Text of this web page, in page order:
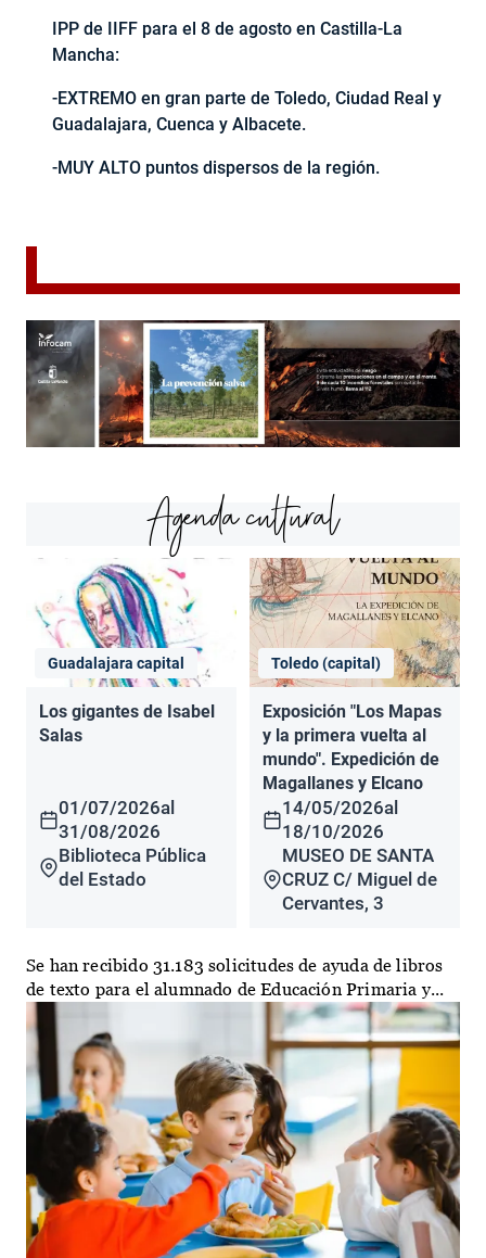
IPP de IIFF para el 8 de agosto en Castilla-La
Mancha:
-EXTREMO en gran parte de Toledo, Ciudad Real y
Guadalajara, Cuenca y Albacete.
-MUY ALTO puntos dispersos de la región.
Agenda cultural
Guadalajara capital
Los gigantes de Isabel
Salas
01/07/2026al
31/08/2026
Biblioteca Pública
del Estado
Toledo (capital)
Exposición "Los Mapas
y la primera vuelta al
mundo". Expedición de
Magallanes y Elcano
14/05/2026al
18/10/2026
MUSEO DE SANTA
CRUZ C/ Miguel de
Cervantes, 3
Se han recibido 31.183 solicitudes de ayuda de libros
de texto para el alumnado de Educación Primaria y...